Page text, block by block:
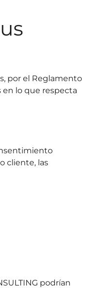
por el Reglamento
en lo que respecta
cliente, las
podrían